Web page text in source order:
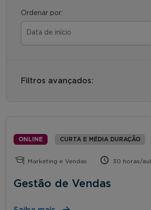
Ordenar por:
Filtros avançados:
ONLINE CURTA E MÉDIA DURAÇÃO
Marketing e Vendas 30 horas/
Gestão de Vendas